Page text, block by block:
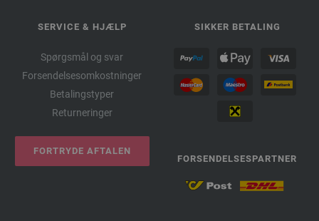
SERVICE & HJÆLP
Spørgsmål og svar
Forsendelsesomkostninger
Betalingstyper
Returneringer
FORTRYDE AFTALEN
SIKKER BETALING
FORSENDELSESPARTNER